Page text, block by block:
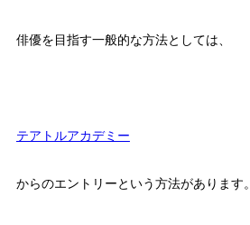
俳優を目指す一般的な方法としては、
テアトルアカデミー
からのエントリーという方法があります。